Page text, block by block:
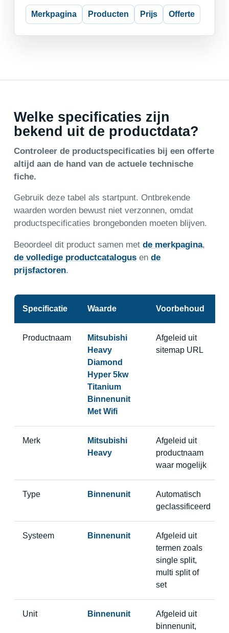
Merkpagina Producten Prijs Offerte
Welke specificaties zijn
bekend uit de productdata?
Controleer de productspecificaties bij een offerte
altijd aan de hand van de actuele technische
fiche.
Gebruik deze tabel als startpunt. Ontbrekende
waarden worden bewust niet verzonnen, omdat
productspecificaties brongebonden moeten blijven.
Beoordeel dit product samen met de merkpagina,
de volledige productcatalogusen de
prijsfactoren.
Specificatie Waarde Voorbehoud
Productnaam
Mitsubishi
Heavy
Diamond
Hyper 5kw
Titanium
Binnenunit
Met Wifi
Afgeleid uit
sitemap URL
Merk
Mitsubishi
Heavy
Afgeleid uit
productnaam
waar mogelijk
Type Binnenunit
Automatisch
geclassificeerd
Systeem Binnenunit
Afgeleid uit
termen zoals
single split,
multi split of
set
Unit Binnenunit
Afgeleid uit
binnenunit,